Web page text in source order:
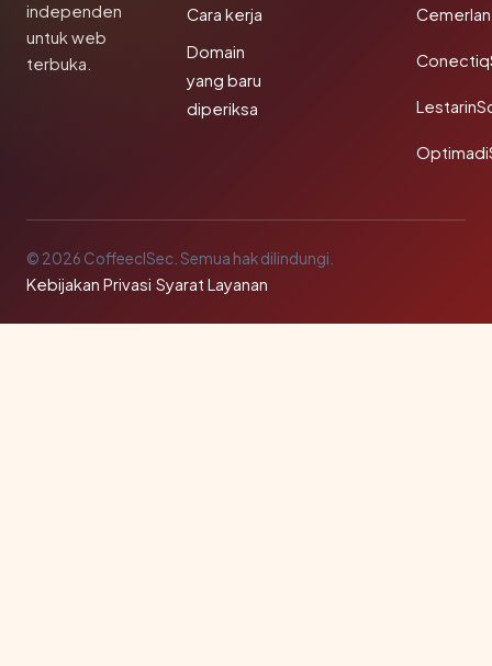
independen
untuk web
terbuka.
Cara kerja
Domain
yang baru
diperiksa
© 2026 CoffeeclSec. Semua hak dilindungi.
Kebijakan Privasi·Syarat Layanan